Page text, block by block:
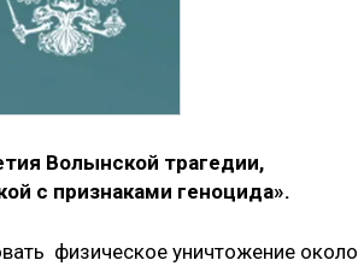
Волынской трагедии,
с признаками геноцида».
физическое уничтожение около